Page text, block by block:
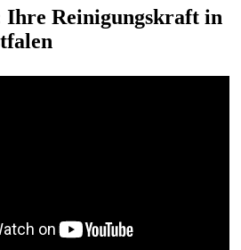
Ihre Reinigungskraft in